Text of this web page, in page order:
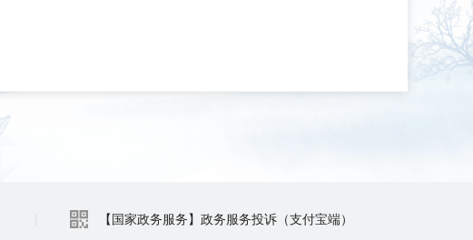
【国家政务服务】政务服务投诉（支付宝端）